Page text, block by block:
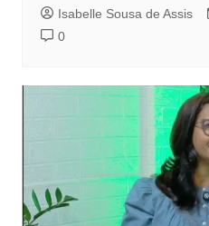
Isabelle Sousa de Assis
0